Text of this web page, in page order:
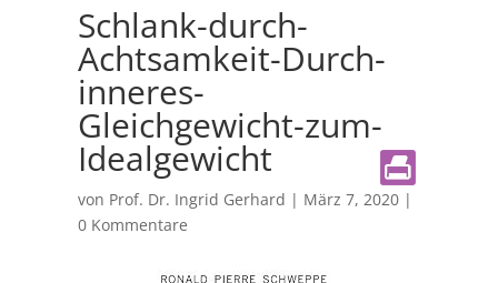
Schlank-durch-
Achtsamkeit-Durch-
inneres-
Gleichgewicht-zum-
Idealgewicht
von Prof. Dr. Ingrid Gerhard | März 7, 2020|
0 Kommentare